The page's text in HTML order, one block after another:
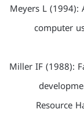
Meyers L (1994):
computer
Miller IF (1988):
Resource